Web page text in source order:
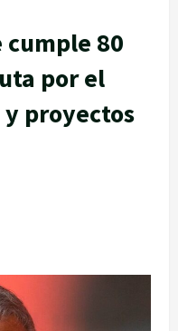
80
por el
y proyectos